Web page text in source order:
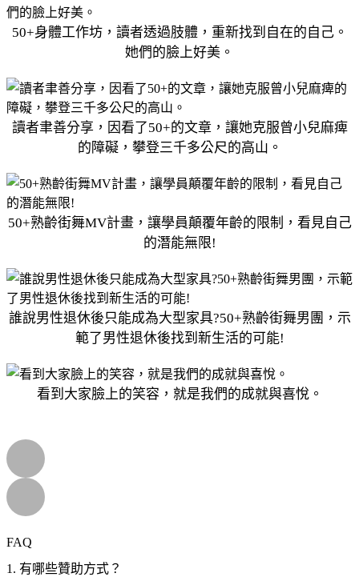
50+身體工作坊，讀者透過肢體，重新找到自在的自己。
她們的臉上好美。
讀者聿善分享，因看了50+的文章，讓她克服曾小兒麻痺
的障礙，攀登三千多公尺的高山。
50+熟齡街舞MV計畫，讓學員顛覆年齡的限制，看見自己
的潛能無限!
誰說男性退休後只能成為大型家具?50+熟齡街舞男團，示
範了男性退休後找到新生活的可能!
看到大家臉上的笑容，就是我們的成就與喜悅。
FAQ
1. 有哪些贊助方式？